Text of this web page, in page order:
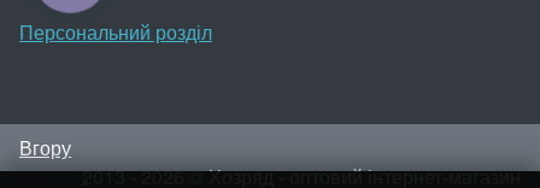
Персональний розділ
Вгору
2013 - 2026 © Хозряд - оптовий інтернет-магазин